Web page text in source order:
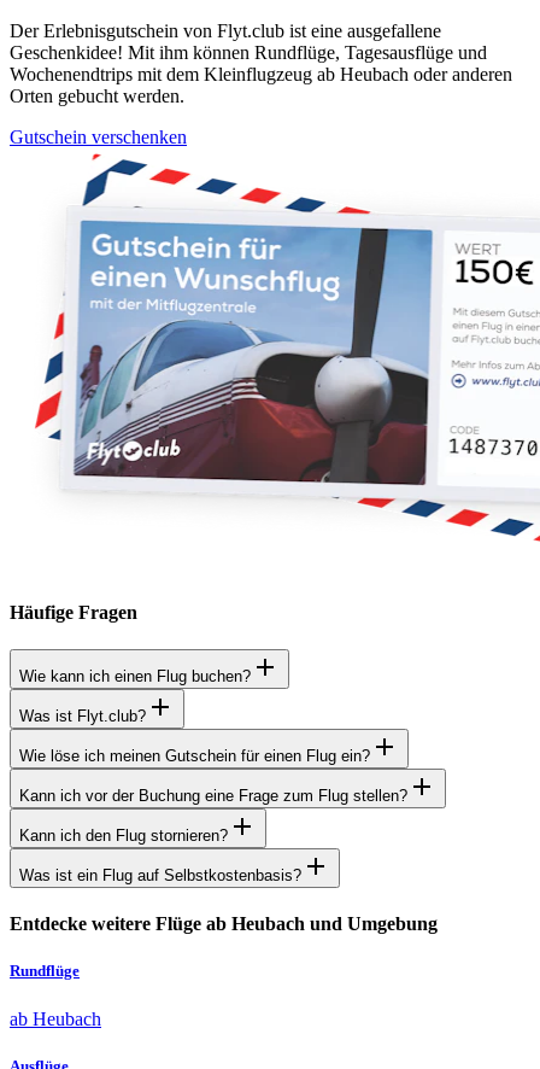
Der Erlebnisgutschein von Flyt.club ist eine ausgefallene
Geschenkidee! Mit ihm können Rundflüge, Tagesausflüge und
Wochenendtrips mit dem Kleinflugzeug ab Heubach oder anderen
Orten gebucht werden.
Gutschein verschenken
Häufige Fragen
Wie kann ich einen Flug buchen?
Was ist Flyt.club?
Wie löse ich meinen Gutschein für einen Flug ein?
Kann ich vor der Buchung eine Frage zum Flug stellen?
Kann ich den Flug stornieren?
Was ist ein Flug auf Selbstkostenbasis?
Entdecke weitere Flüge ab Heubach und Umgebung
Rundflüge
ab Heubach